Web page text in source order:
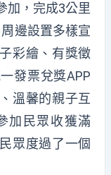
加，完成3公里
邊設置多樣宣
彩繪、有獎徵
發票兌獎APP
溫馨的親子互
加民眾收獲滿
眾度過了一個